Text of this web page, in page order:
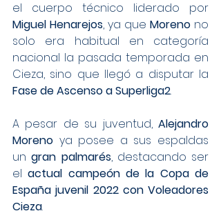
Miguel Henarejos, ya que Moreno no
solo era habitual en categoría
nacional la pasada temporada en
Fase de Ascenso a Superliga2.
A pesar de su juventud, Alejandro
Moreno ya posee a sus espaldas
un gran palmarés, destacando ser
el actual campeón de la Copa de
España juvenil 2022 con Voleadores
Cieza.